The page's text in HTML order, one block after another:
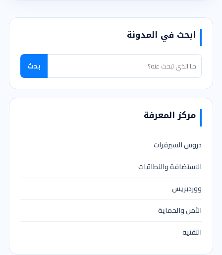
ابحث في المدونة
بحث
مركز المعرفة
دروس السيرفرات
الاستضافة والنطاقات
ووردبريس
الأمن والحماية
التقنية